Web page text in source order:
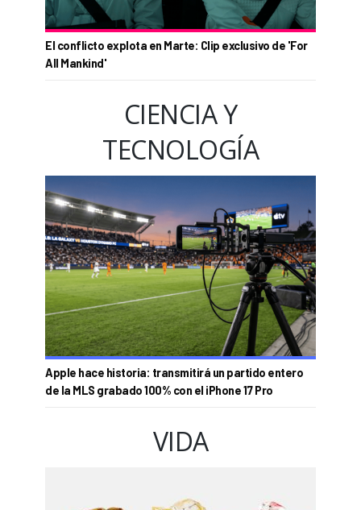
El conflicto explota en Marte: Clip exclusivo de 'For
All Mankind'
CIENCIA Y
TECNOLOGÍA
Apple hace historia: transmitirá un partido entero
de la MLS grabado 100% con el iPhone 17 Pro
VIDA